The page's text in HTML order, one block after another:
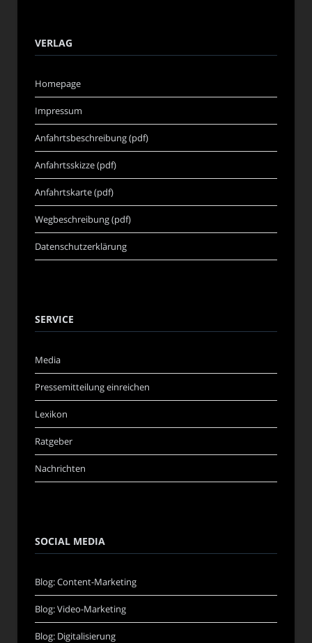
VERLAG
Homepage
Impressum
Anfahrtsbeschreibung (pdf)
Anfahrtsskizze (pdf)
Anfahrtskarte (pdf)
Wegbeschreibung (pdf)
Datenschutzerklärung
SERVICE
Media
Pressemitteilung einreichen
Lexikon
Ratgeber
Nachrichten
SOCIAL MEDIA
Blog: Content-Marketing
Blog: Video-Marketing
Blog: Digitalisierung